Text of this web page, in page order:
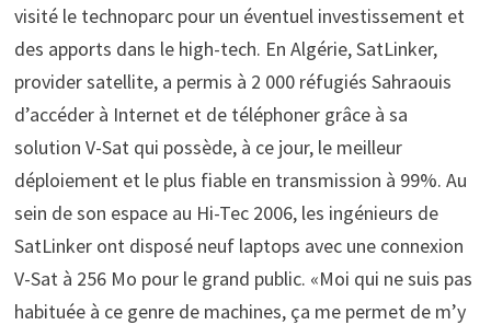
visité le technoparc pour un éventuel investissement et
des apports dans le high-tech. En Algérie, SatLinker,
provider satellite, a permis à 2 000 réfugiés Sahraouis
d’accéder à Internet et de téléphoner grâce à sa
solution V-Sat qui possède, à ce jour, le meilleur
déploiement et le plus fiable en transmission à 99%. Au
sein de son espace au Hi-Tec 2006, les ingénieurs de
SatLinker ont disposé neuf laptops avec une connexion
V-Sat à 256 Mo pour le grand public. «Moi qui ne suis pas
habituée à ce genre de machines, ça me permet de m’y